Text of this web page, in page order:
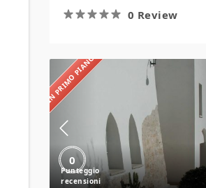
0 Review
IN PRIMO PIANO
0
Masseria
Sant’Andrea